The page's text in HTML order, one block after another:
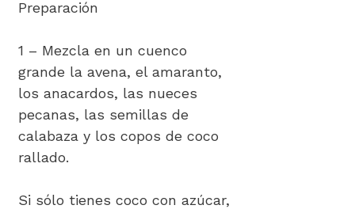
Preparación
1 – Mezcla en un cuenco
grande la avena, el amaranto,
los anacardos, las nueces
pecanas, las semillas de
calabaza y los copos de coco
rallado.
Si sólo tienes coco con azúcar,